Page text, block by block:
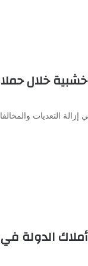
خلال
التعديات
الدولة